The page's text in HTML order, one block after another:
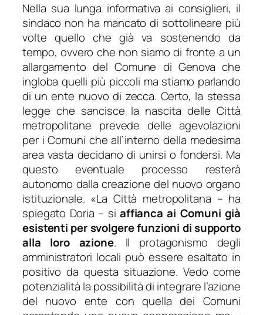
Nella sua lunga informativa ai consiglieri, il
sindaco non ha mancato di sottolineare più
volte quello che già va sostenendo da
tempo, ovvero che non siamo di fronte a un
allargamento del Comune di Genova che
ingloba quelli più piccoli ma stiamo parlando
di un ente nuovo di zecca. Certo, la stessa
legge che sancisce la nascita delle Città
metropolitane prevede delle agevolazioni
per i Comuni che all’interno della medesima
area vasta decidano di unirsi o fondersi. Ma
questo eventuale processo resterà
autonomo dalla creazione del nuovo organo
istituzionale. «La Città metropolitana – ha
spiegato Doria – si affianca ai Comuni già
esistenti per svolgere funzioni di supporto
alla loro azione. Il protagonismo degli
amministratori locali può essere esaltato in
positivo da questa situazione. Vedo come
potenzialità la possibilità di integrare l’azione
del nuovo ente con quella dei Comuni